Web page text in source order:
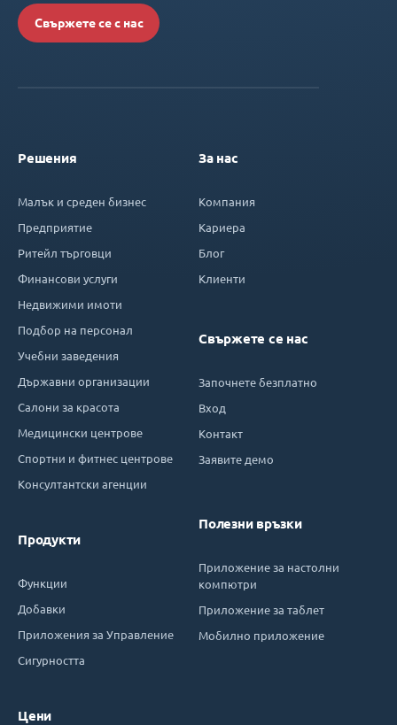
Свържете се с нас
Решения
Малък и среден бизнес
Предприятие
Ритейл търговци
Финансови услуги
Недвижими имоти
Подбор на персонал
Учебни заведения
Държавни организации
Салони за красота
Медицински центрове
Спортни и фитнес центрове
Консултантски агенции
Продукти
Функции
Добавки
Приложения за Управление
Сигурността
Цени
За нас
Компания
Кариера
Блог
Клиенти
Свържете се нас
Започнете безплатно
Вход
Контакт
Заявите демо
Полезни връзки
Приложение за настолни
компютри
Приложение за таблет
Мобилно приложение